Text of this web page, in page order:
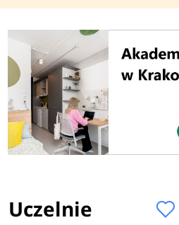
Uczelnie